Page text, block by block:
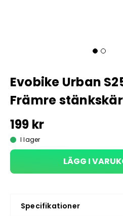
Evobike Urban
Främre
199 kr
I lager
LÄGG I
Specifikationer